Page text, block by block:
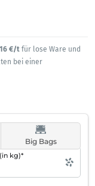
€/t für lose Ware und
bei einer
Big Bags
kg)*